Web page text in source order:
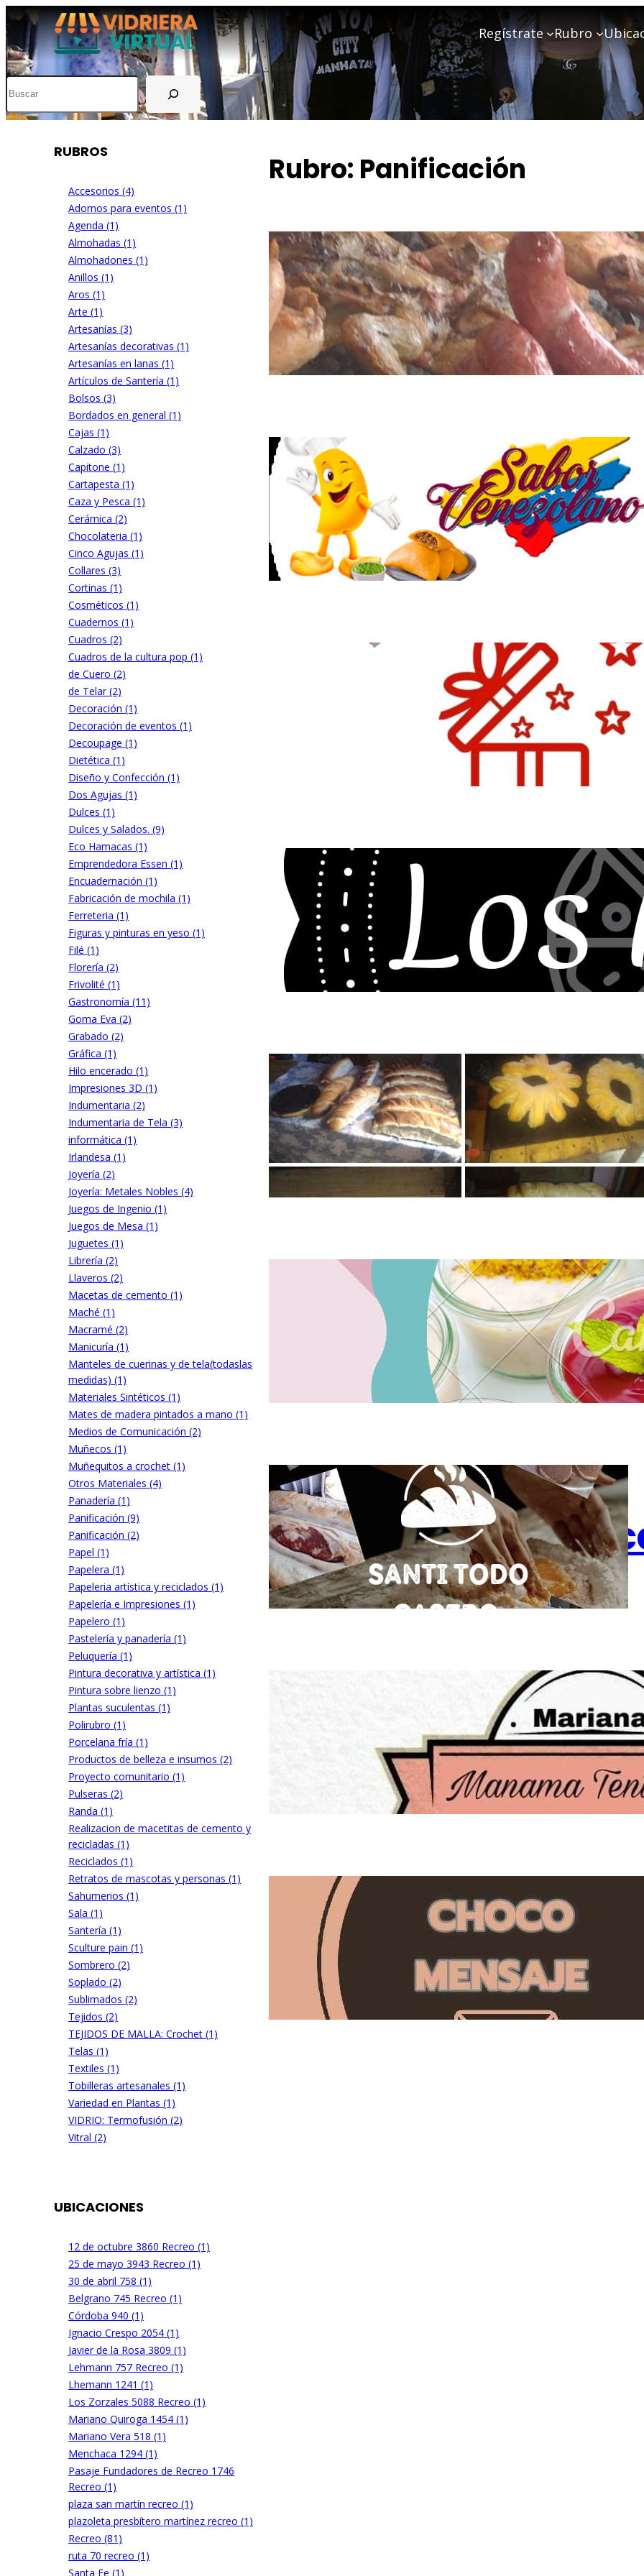
Regístrate Rubro
RUBROS
Accesorios (4)
Adornos para eventos (1)
Agenda (1)
Almohadas (1)
Almohadones (1)
Anillos (1)
Aros (1)
Arte (1)
Artesanías (3)
Artesanías decorativas (1)
Artesanías en lanas (1)
Artículos de Santería (1)
Bolsos (3)
Bordados en general (1)
Cajas (1)
Calzado (3)
Capitone (1)
Cartapesta (1)
Caza y Pesca (1)
Cerámica (2)
Chocolateria (1)
Cinco Agujas (1)
Collares (3)
Cortinas (1)
Cosméticos (1)
Cuadernos (1)
Cuadros (2)
Cuadros de la cultura pop (1)
de Cuero (2)
de Telar (2)
Decoración (1)
Decoración de eventos (1)
Decoupage (1)
Dietética (1)
Diseño y Confección (1)
Dos Agujas (1)
Dulces (1)
Dulces y Salados. (9)
Eco Hamacas (1)
Emprendedora Essen (1)
Encuadernación (1)
Fabricación de mochila (1)
Ferreteria (1)
Figuras y pinturas en yeso (1)
Filé (1)
Florería (2)
Frivolité (1)
Gastronomía (11)
Goma Eva (2)
Grabado (2)
Gráfica (1)
Hilo encerado (1)
Impresiones 3D (1)
Indumentaria (2)
Indumentaria de Tela (3)
informática (1)
Irlandesa (1)
Joyería (2)
Joyería: Metales Nobles (4)
Juegos de Ingenio (1)
Juegos de Mesa (1)
Juguetes (1)
Librería (2)
Llaveros (2)
Macetas de cemento (1)
Maché (1)
Macramé (2)
Manicuría (1)
Manteles de cuerinas y de tela(todaslas
medidas) (1)
Materiales Sintéticos (1)
Mates de madera pintados a mano (1)
Medios de Comunicación (2)
Muñecos (1)
Muñequitos a crochet (1)
Otros Materiales (4)
Panadería (1)
Panificación (9)
Panificación (2)
Papel (1)
Papelera (1)
Papeleria artística y reciclados (1)
Papelería e Impresiones (1)
Papelero (1)
Pastelería y panadería (1)
Peluquería (1)
Pintura decorativa y artística (1)
Pintura sobre lienzo (1)
Plantas suculentas (1)
Polirubro (1)
Porcelana fría (1)
Productos de belleza e insumos (2)
Proyecto comunitario (1)
Pulseras (2)
Randa (1)
Realizacion de macetitas de cemento y
recicladas (1)
Reciclados (1)
Retratos de mascotas y personas (1)
Sahumerios (1)
Sala (1)
Santería (1)
Sculture pain (1)
Sombrero (2)
Soplado (2)
Sublimados (2)
Tejidos (2)
TEJIDOS DE MALLA: Crochet (1)
Telas (1)
Textiles (1)
Tobilleras artesanales (1)
Variedad en Plantas (1)
VIDRIO: Termofusión (2)
Vitral (2)
UBICACIONES
12 de octubre 3860 Recreo (1)
25 de mayo 3943 Recreo (1)
30 de abril 758 (1)
Belgrano 745 Recreo (1)
Córdoba 940 (1)
Ignacio Crespo 2054 (1)
Javier de la Rosa 3809 (1)
Lehmann 757 Recreo (1)
Lhemann 1241 (1)
Los Zorzales 5088 Recreo (1)
Mariano Quiroga 1454 (1)
Mariano Vera 518 (1)
Menchaca 1294 (1)
Pasaje Fundadores de Recreo 1746
Recreo (1)
plaza san martín recreo (1)
plazoleta presbítero martínez recreo (1)
Recreo (81)
ruta 70 recreo (1)
Santa Fe (1)
Rubro: Panificación
La Familia
SABOR
Box’s MG .
Carribar
Amasando
Marce
Santi todo
Tentazione
Choco